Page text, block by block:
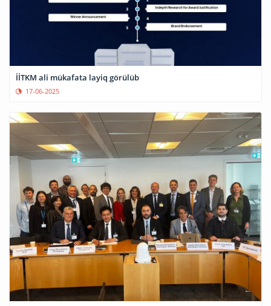
İİTKM ali mükafata layiq görülüb
17-06-2025